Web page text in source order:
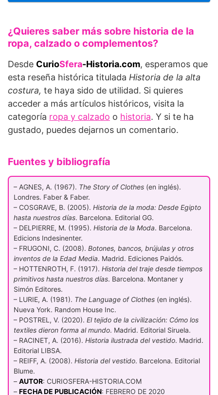
¿Quieres saber más sobre historia de la
ropa, calzado o complementos?
Desde CurioSfera-Historia.com, esperamos que
esta reseña histórica titulada Historia de la alta
costura, te haya sido de utilidad. Si quieres
acceder a más artículos históricos, visita la
categoría ropa y calzado o historia. Y si te ha
gustado, puedes dejarnos un comentario.
Fuentes y bibliografía
– AGNES, A. (1967). The Story of Clothes (en inglés).
Londres. Faber & Faber.
– COSGRAVE, B. (2005). Historia de la moda: Desde Egipto
hasta nuestros días. Barcelona. Editorial GG.
– DELPIERRE, M. (1995). Historia de la Moda. Barcelona.
Edicions Indesinenter.
– FRUGONI, C. (2008). Botones, bancos, brújulas y otros
inventos de la Edad Media. Madrid. Ediciones Paidós.
– HOTTENROTH, F. (1917). Historia del traje desde tiempos
primitivos hasta nuestros días. Barcelona. Montaner y
Simón Editores.
– LURIE, A. (1981). The Language of Clothes (en inglés).
Nueva York. Random House Inc.
– POSTREL, V. (2020). El tejido de la civilización: Cómo los
textiles dieron forma al mundo. Madrid. Editorial Siruela.
– RACINET, A. (2016). Historia ilustrada del vestido. Madrid.
Editorial LIBSA.
– REIFF, A. (2008). Historia del vestido. Barcelona. Editorial
Blume.
– AUTOR: CURIOSFERA-HISTORIA.COM
– FECHA DE PUBLICACIÓN: FEBRERO DE 2020